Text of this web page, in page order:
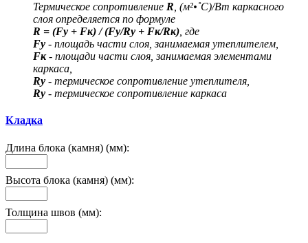
Термическое сопротивление R , (м²•˚С)/Вт каркасного
слоя определяется по формуле
R = (Fу + Fк) / (Fу/Rу + Fк/Rк) , где
Fу - площадь части слоя, занимаемая утеплителем,
Fк- площади части слоя, занимаемая элементами
каркаса,
Rу - термическое сопротивление утеплителя,
Rу - термическое сопротивление каркаса
Кладка
Длина блока (камня) (мм):
Высота блока (камня) (мм):
Толщина швов (мм):